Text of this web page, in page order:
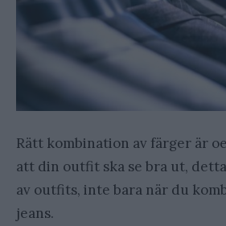
Rätt kombination av färger är
att din outfit ska se bra ut,
av outfits, inte bara när du
jeans.